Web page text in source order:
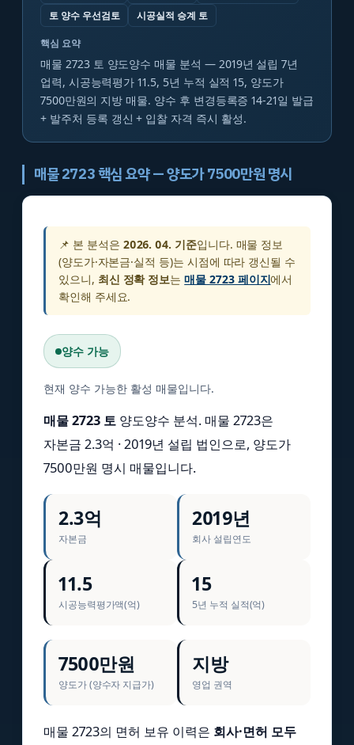
토 양수 우선검토
시공실적 승계 토
핵심 요약
매물 2723 토 양도양수 매물 분석 — 2019년 설립 7년
업력, 시공능력평가 11.5, 5년 누적 실적 15, 양도가
7500만원의 지방 매물. 양수 후 변경등록증 14-21일 발급
+ 발주처 등록 갱신 + 입찰 자격 즉시 활성.
매물 2723 핵심 요약 — 양도가 7500만원 명시
📌 본 분석은 2026. 04. 기준입니다. 매물 정보
(양도가·자본금·실적 등)는 시점에 따라 갱신될 수
있으니, 최신 정확 정보는매물 2723 페이지에서
확인해 주세요.
양수 가능
현재 양수 가능한 활성 매물입니다.
매물 2723 토양도양수 분석. 매물 2723은
자본금 2.3억 · 2019년 설립 법인으로, 양도가
7500만원 명시 매물입니다.
2.3억
자본금
2019년
회사 설립연도
11.5
시공능력평가액(억)
15
5년 누적 실적(억)
7500만원
양도가 (양수자 지급가)
지방
영업 권역
매물 2723의 면허 보유 이력은 회사·면허 모두